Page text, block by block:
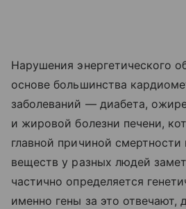
Нарушения энергетического
основе большинства
заболеваний — диабета,
и жировой болезни печени,
главной причиной
веществ у разных людей
частично определяется
именно гены за это отвечают,